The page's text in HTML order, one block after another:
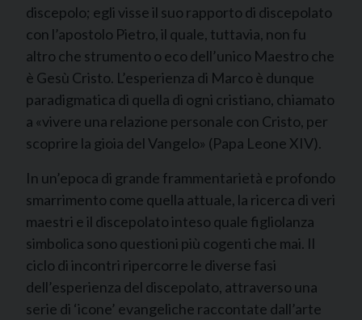
discepolo; egli visse il suo rapporto di discepolato
con l’apostolo Pietro, il quale, tuttavia, non fu
altro che strumento o eco dell’unico Maestro che
è Gesù Cristo. L’esperienza di Marco è dunque
paradigmatica di quella di ogni cristiano, chiamato
a «vivere una relazione personale con Cristo, per
scoprire la gioia del Vangelo» (Papa Leone XIV).
In un’epoca di grande frammentarietà e profondo
smarrimento come quella attuale, la ricerca di veri
maestri e il discepolato inteso quale figliolanza
simbolica sono questioni più cogenti che mai. Il
ciclo di incontri ripercorre le diverse fasi
dell’esperienza del discepolato, attraverso una
serie di ‘icone’ evangeliche raccontate dall’arte